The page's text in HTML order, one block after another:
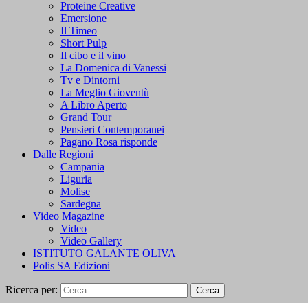
Proteine Creative
Emersione
Il Timeo
Short Pulp
Il cibo e il vino
La Domenica di Vanessi
Tv e Dintorni
La Meglio Gioventù
A Libro Aperto
Grand Tour
Pensieri Contemporanei
Pagano Rosa risponde
Dalle Regioni
Campania
Liguria
Molise
Sardegna
Video Magazine
Video
Video Gallery
ISTITUTO GALANTE OLIVA
Polis SA Edizioni
Ricerca per: